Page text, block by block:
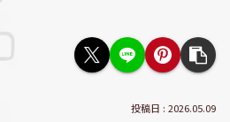
2026.05.09